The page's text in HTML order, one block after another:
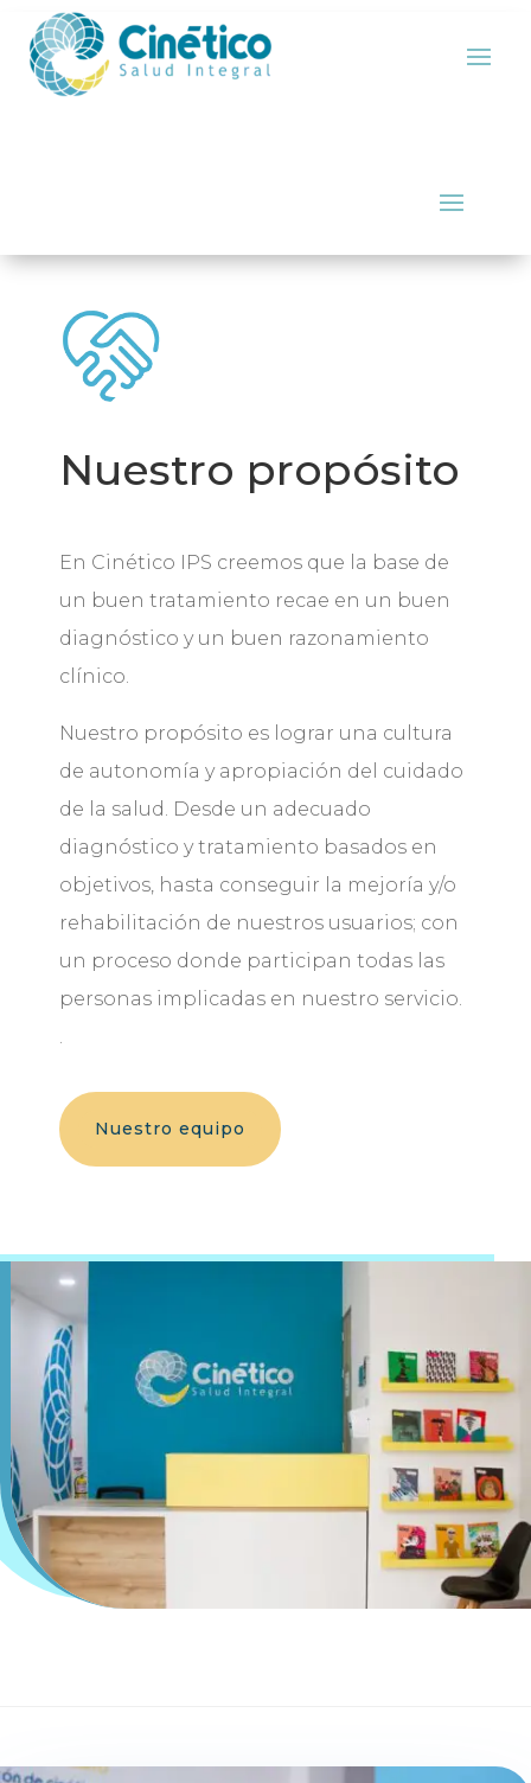
Nuestro propósito
En Cinético IPS creemos que la base de
un buen tratamiento recae en un buen
diagnóstico y un buen razonamiento
clínico.
Nuestro propósito es lograr una cultura
de autonomía y apropiación del cuidado
de la salud. Desde un adecuado
diagnóstico y tratamiento basados en
objetivos, hasta conseguir la mejoría y/o
rehabilitación de nuestros usuarios; con
un proceso donde participan todas las
personas implicadas en nuestro servicio.
.
Nuestro equipo